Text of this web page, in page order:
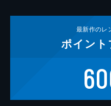
最新作のレ
ポイント